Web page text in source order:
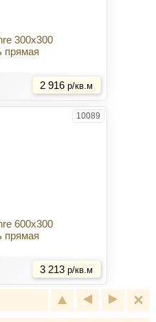
300x300
прямая
2 916 р/кв.м
10089
600x300
прямая
3 213 р/кв.м